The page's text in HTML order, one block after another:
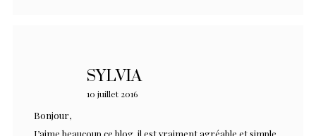
SYLVIA
10 juillet 2016
Bonjour,
J’aime beaucoup ce blog, il est vraiment agréable et simple,